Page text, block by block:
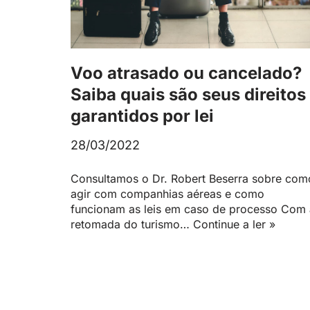
Voo atrasado ou cancelado?
Saiba quais são seus direitos
garantidos por lei
28/03/2022
Consultamos o Dr. Robert Beserra sobre
agir com companhias aéreas e como
funcionam as leis em caso de processo Com
retomada do turismo… Continue a ler »